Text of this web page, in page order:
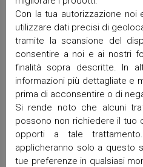
Con la tua autorizzazione
utilizzare dati precisi di
tramite la scansione del
consentire a noi e ai nostri
finalità sopra descritte. In
informazioni più dettagliate e
prima di acconsentire o di
Si rende noto che alcuni
possono non richiedere il tuo
opporti a tale
applicheranno solo a questo
tue preferenze in qualsiasi